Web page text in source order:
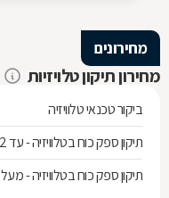
מחירונים
מחירון תיקון טלויזיות
ביקור טכנאי טלוויזיה
תיקון ספק כוח בטלוויזיה - עד 42 אינץ'
תיקון ספק כוח בטלוויזיה - מעל 42 אינץ'